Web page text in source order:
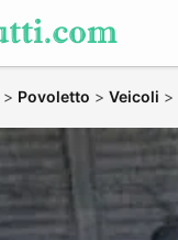
> Povoletto > Veicoli >